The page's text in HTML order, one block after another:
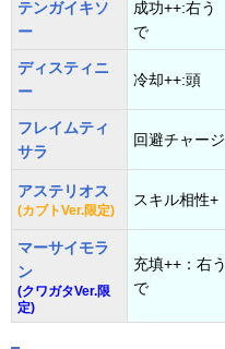
テンガイキソ
ー
成功++:右う
で
ディスティニ
ー
冷却++:頭
フレイムティ
サラ
回避チャージ
アステリオス
(カブトVer.限定)
スキル相性+
マーサイモラ
ン
(クワガタVer.限
定)
充填++：右う
で